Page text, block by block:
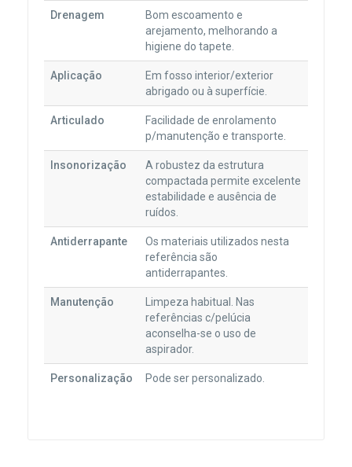
Drenagem
Bom escoamento e
arejamento, melhorando a
higiene do tapete.
Aplicação
Em fosso interior/exterior
abrigado ou à superfície.
Articulado
Facilidade de enrolamento
p/manutenção e transporte.
Insonorização
A robustez da estrutura
compactada permite excelente
estabilidade e ausência de
ruídos.
Antiderrapante
Os materiais utilizados nesta
referência são
antiderrapantes.
Manutenção
Limpeza habitual. Nas
referências c/pelúcia
aconselha-se o uso de
aspirador.
Personalização Pode ser personalizado.